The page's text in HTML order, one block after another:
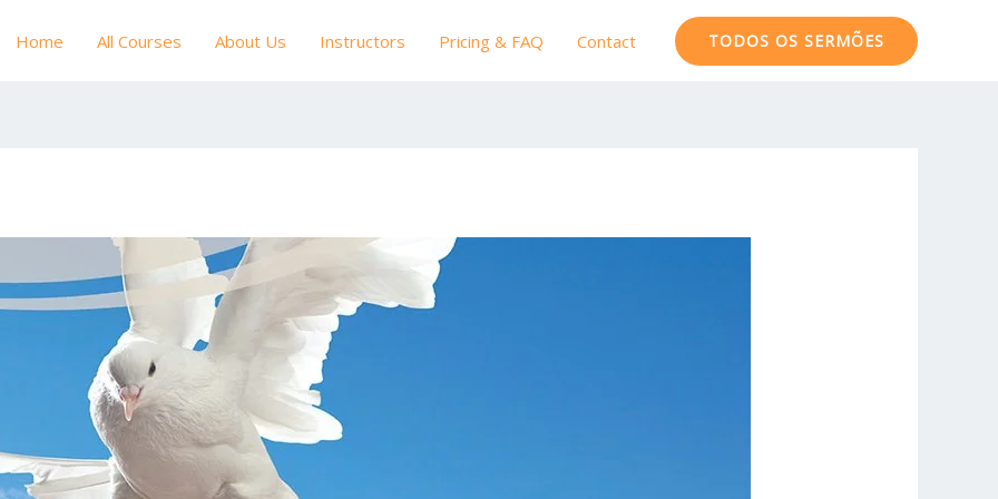
Home All Courses About Us Instructors Pricing & FAQ Contact TODOS OS SERMÕES